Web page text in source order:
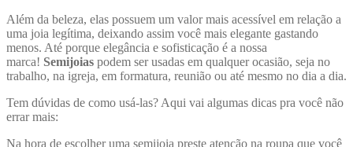
Além da beleza, elas possuem um valor mais acessível em relação a
uma joia legítima, deixando assim você mais elegante gastando
menos. Até porque elegância e sofisticação é a nossa
marca! Semijoias podem ser usadas em qualquer ocasião, seja no
trabalho, na igreja, em formatura, reunião ou até mesmo no dia a dia.
Tem dúvidas de como usá-las? Aqui vai algumas dicas pra você não
errar mais:
Na hora de escolher uma semijoia preste atenção na roupa que você